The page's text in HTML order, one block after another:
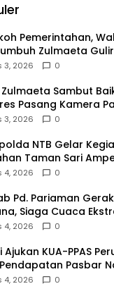
Pemerintahan,
Zulmaeta
3, 2026 0
Sambut
Pasang Kamera
3, 2026 0
NTB Gelar
Taman Sari
4, 2026 0
Pd. Pariaman
Siaga Cuaca
4, 2026 0
Ajukan KUA-PPAS
Pasbar
4, 2026 0